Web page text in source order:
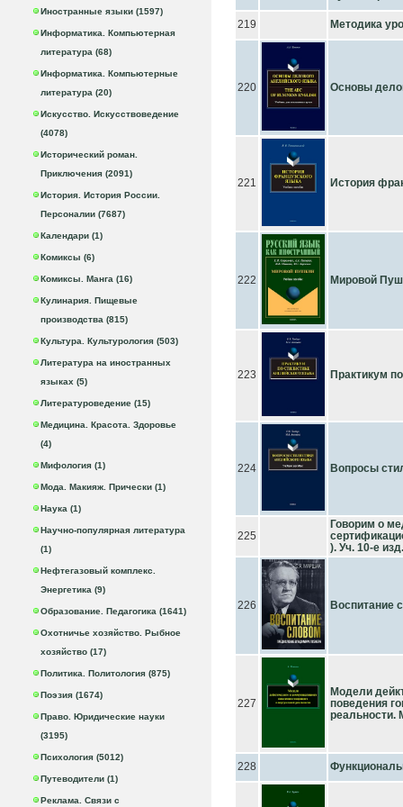
Иностранные языки (1597)
Информатика. Компьютерная
литература (68)
Информатика. Компьютерные
литература (20)
Искусство. Искусствоведение
(4078)
Исторический роман.
Приключения (2091)
История. История России.
Персоналии (7687)
Календари (1)
Комиксы (6)
Комиксы. Манга (16)
Кулинария. Пищевые
производства (815)
Культура. Культурология (503)
Литература на иностранных
языках (5)
Литературоведение (15)
Медицина. Красота. Здоровье
(4)
Мифология (1)
Мода. Макияж. Прически (1)
Наука (1)
Научно-популярная литература
(1)
Нефтегазовый комплекс.
Энергетика (9)
Образование. Педагогика (1641)
Охотничье хозяйство. Рыбное
хозяйство (17)
Политика. Политология (875)
Поэзия (1674)
Право. Юридические науки
(3195)
Психология (5012)
Путеводители (1)
Реклама. Связи с
219 Методика
220 Основы
221 История
222 Мировой
223 Практикум
224 Вопросы
225
Говорим о
). Уч. 10-е изд.
226 Воспитание
227
Модели
поведения
реальности.
228